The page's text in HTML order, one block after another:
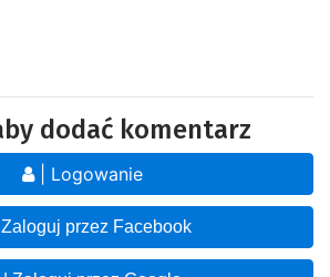
dodać komentarz
| Logowanie
Zaloguj przez Facebook